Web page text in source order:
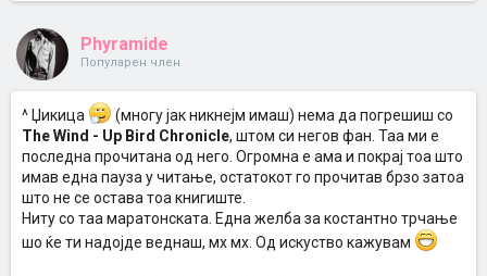
Phyramide
Популарен член
^ Џикица
(многу јак никнејм имаш) нема да погрешиш со
The Wind - Up Bird Chronicle, штом си негов фан. Таа ми е
последна прочитана од него. Огромна е ама и покрај тоа што
имав една пауза у читање, остатокот го прочитав брзо затоа
што не се остава тоа книгиште.
Ниту со таа маратонската. Една желба за костантно трчање
шо ќе ти надојде веднаш, мх мх. Од искуство кажувам